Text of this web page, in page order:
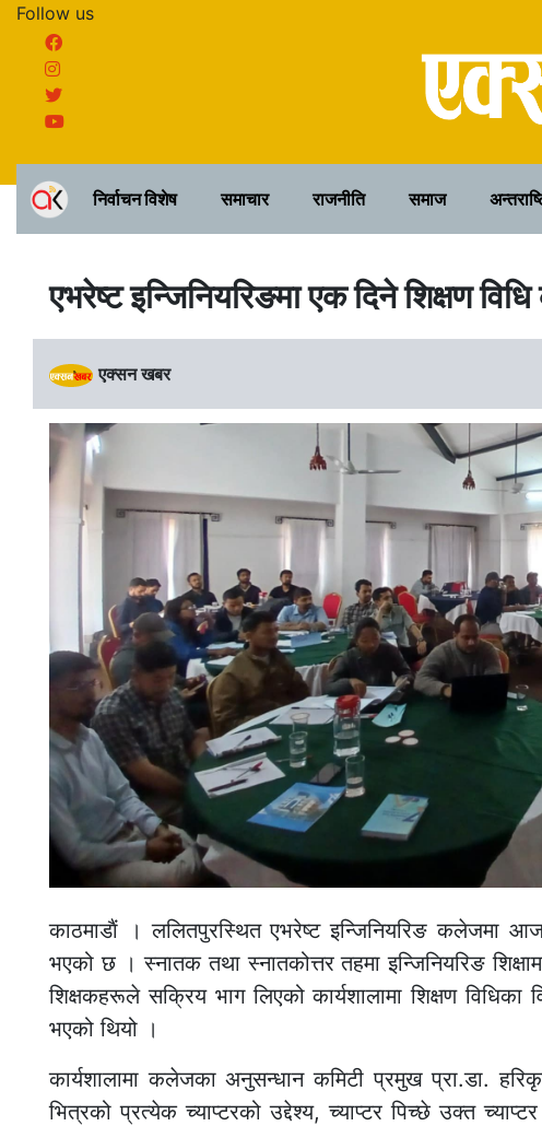
Follow us
निर्वाचन विशेष समाचार राजनीति समाज
एभरेष्ट इन्जिनियरिङमा एक दिने शिक्षण विधि
एक्सन खबर
काठमाडाैं । ललितपुरस्थित एभरेष्ट इन्जिनियरिङ कलेजमा आज
भएको छ । स्नातक तथा स्नातकोत्तर तहमा इन्जिनियरिङ
शिक्षकहरूले सक्रिय भाग लिएको कार्यशालामा शिक्षण
भएको थियो ।
कार्यशालामा कलेजका अनुसन्धान कमिटी प्रमुख प्रा.डा.
भित्रको प्रत्येक च्याप्टरको उद्देश्य, च्याप्टर पिच्छे उक्त